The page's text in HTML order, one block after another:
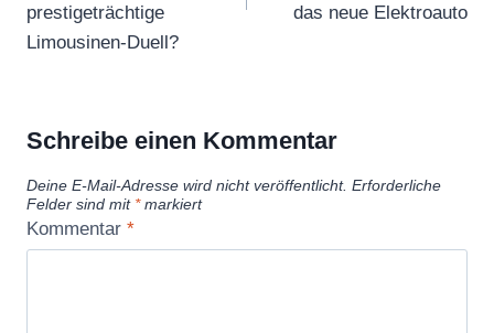
prestigeträchtige
Limousinen-Duell?
das neue Elektroauto
Schreibe einen Kommentar
Deine E-Mail-Adresse wird nicht veröffentlicht. Erforderliche
Felder sind mit *markiert
Kommentar *